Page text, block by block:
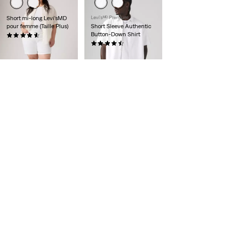
Short mi-long Levi’sMD
pour femme (Taille Plus)
Levi'sᴹᴰ Premium
Short Sleeve Authentic
Button-Down Shirt
78,00 $